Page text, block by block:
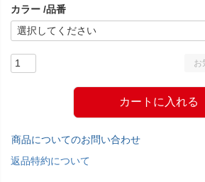
)
カラー 品番
お
カートに入れる
商品についてのお問い合わせ
返品特約について